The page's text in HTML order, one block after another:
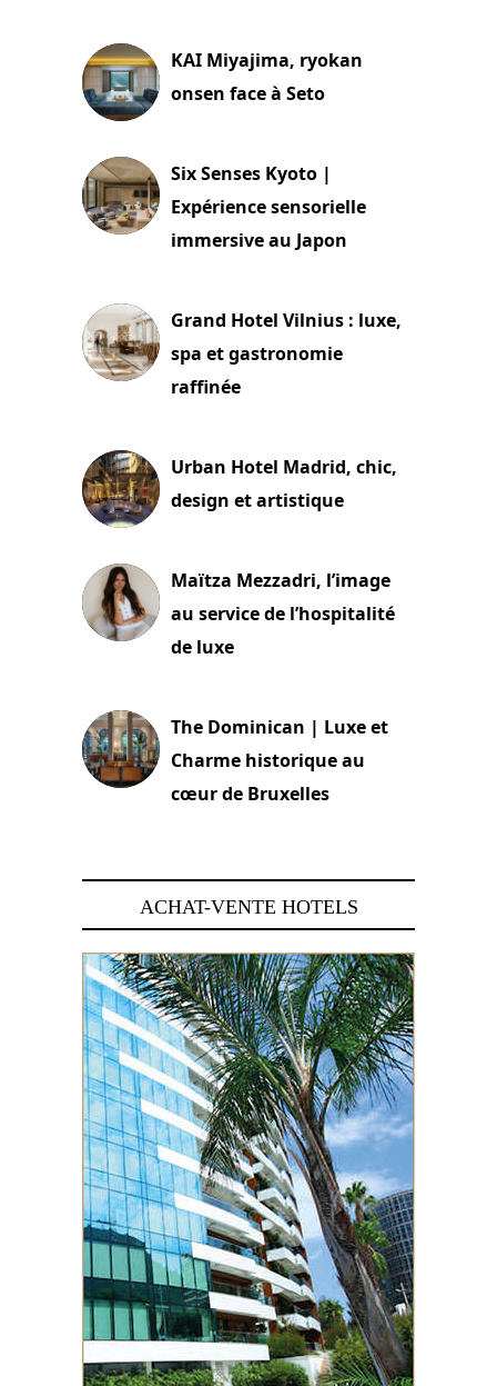
KAI Miyajima, ryokan
onsen face à Seto
Six Senses Kyoto |
Expérience sensorielle
immersive au Japon
Grand Hotel Vilnius : luxe,
spa et gastronomie
raffinée
Urban Hotel Madrid, chic,
design et artistique
Maïtza Mezzadri, l’image
au service de l’hospitalité
de luxe
The Dominican | Luxe et
Charme historique au
cœur de Bruxelles
ACHAT-VENTE HOTELS